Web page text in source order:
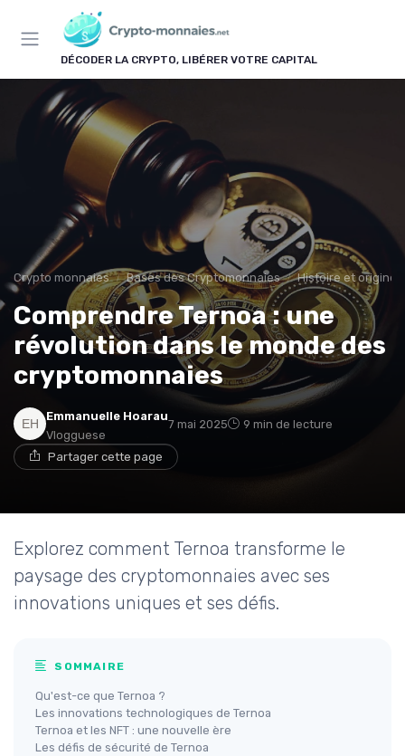
DÉCODER LA CRYPTO, LIBÉRER VOTRE CAPITAL
Crypto monnaies Bases des Cryptomonnaies Histoire et
Comprendre Ternoa : une
révolution dans le monde des
cryptomonnaies
Emmanuelle Hoarau
Vlogguese
7 mai 2025 9 min de lecture
Partager cette page
Explorez comment Ternoa transforme le
paysage des cryptomonnaies avec ses
innovations uniques et ses défis.
SOMMAIRE
Qu'est-ce que Ternoa ?
Les innovations technologiques de Ternoa
Ternoa et les NFT : une nouvelle ère
Les défis de sécurité de Ternoa
Panneau de gestion des cookies